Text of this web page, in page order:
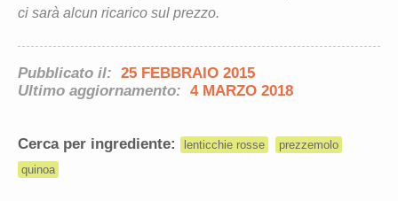
ci sarà alcun ricarico sul prezzo.
Pubblicato il: 25 FEBBRAIO 2015
Ultimo aggiornamento: 4 MARZO 2018
Cerca per ingrediente: lenticchie rosse
prezzemolo
quinoa